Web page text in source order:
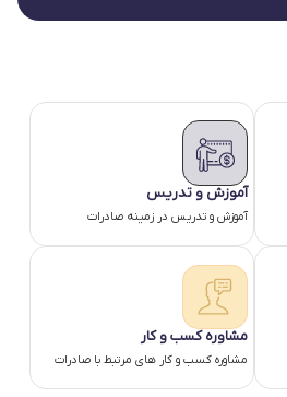
آموزش و تدریس
آموزش و تدریس در زمینه صادرات
مشاوره کسب و کار
مشاوره کسب و کار های مرتبط با صادرات